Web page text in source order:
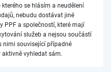
se hlásím a neudělení
nebudu dostávat jiné
PPF a společností, které mají
služeb a nejsou součástí
nimi související případné
vyhledat sám.